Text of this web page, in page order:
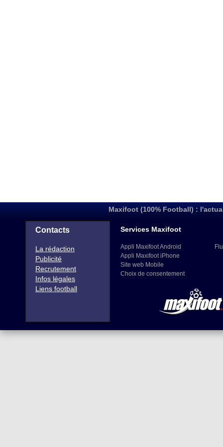
Maxifoot (100% Football) :
Contacts
La rédaction
Publicité
Recrutement
Infos légales
Liens football
Services Maxifoot
Appli Maxifoot Android
Appli Maxifoot iPhone
Site web Mobile
Choix de consentement